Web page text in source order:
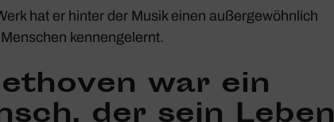
hat er hinter der Musik einen außer­ge­wöhn­lich
kennen­ge­lernt.
war ein